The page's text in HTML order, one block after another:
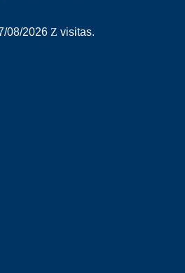
08/2026 visitas.